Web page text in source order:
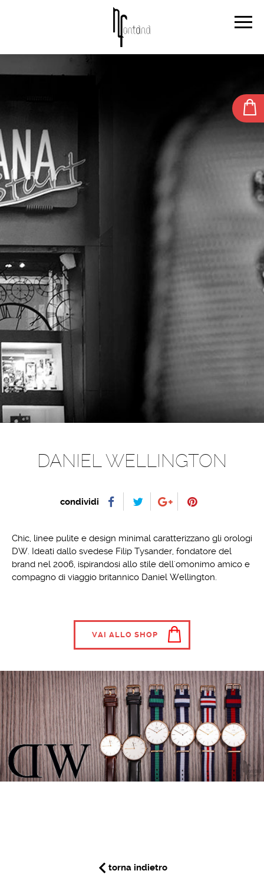
DANIEL WELLINGTON
condividi
Chic, linee pulite e design minimal caratterizzano gli orologi
DW. Ideati dallo svedese Filip Tysander, fondatore del
brand nel 2006, ispirandosi allo stile dell'omonimo amico e
compagno di viaggio britannico Daniel Wellington.
VAI ALLO SHOP
torna indietro